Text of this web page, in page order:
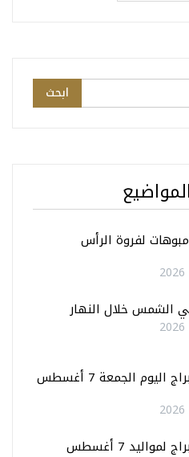
لفروة الرأس
الشمس خلال النهار
توقعـات الأبراج اليوم الجمعة 7 أغسطس
7 أغسطس